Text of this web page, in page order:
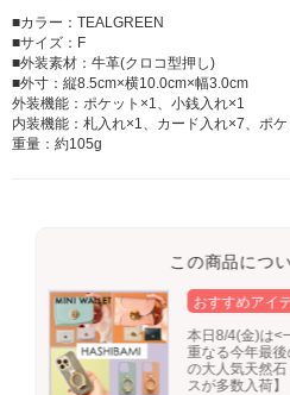
■カラー：TEALGREEN
■サイズ：F
■外装素材：牛革(クロコ型押し)
■外寸：縦8.5cm×横10.0cm×幅3.0cm
外装機能：ポケット×1、小銭入れ×1
内装機能：札入れ×1、カード入れ×7、ポ
重量：約105g
この商品につ
おすすめアイ
本日8/4(金)は<
重なる今年最
の大人気天然
スが多数入荷】